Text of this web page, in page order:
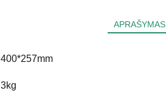
APRAŠYMAS
400*257mm
3kg